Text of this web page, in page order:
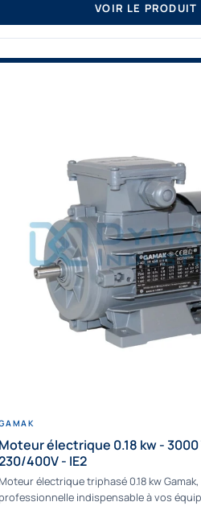
VOIR LE PRODUIT
Moteur électrique 0.18 kw -
400V - IE2
Moteur électrique triphasé 0.18 kw
professionnelle indispensable à vos